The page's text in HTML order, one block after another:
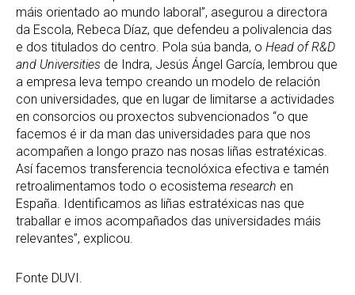
máis orientado ao mundo laboral”, asegurou a directora
da Escola, Rebeca Díaz, que defendeu a polivalencia das
e dos titulados do centro. Pola súa banda, o Head of R&D
and Universities de Indra, Jesús Ángel García, lembrou que
a empresa leva tempo creando un modelo de relación
con universidades, que en lugar de limitarse a actividades
en consorcios ou proxectos subvencionados “o que
facemos é ir da man das universidades para que nos
acompañen a longo prazo nas nosas liñas estratéxicas.
Así facemos transferencia tecnolóxica efectiva e tamén
retroalimentamos todo o ecosistema research en
España. Identificamos as liñas estratéxicas nas que
traballar e imos acompañados das universidades máis
relevantes”, explicou.
Fonte DUVI.